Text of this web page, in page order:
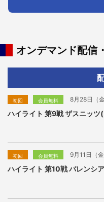
オンデマンド配信
初回 会員無料 8月28日（
ハイライト 第9戦 ザスニッ
初回 会員無料 9月11日（
ハイライト 第10戦 バレンシ